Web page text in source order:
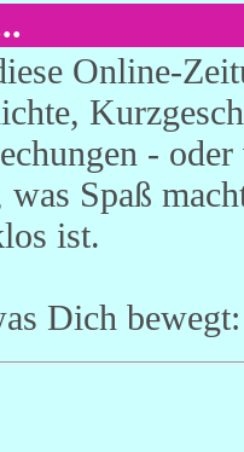
Online-
-
Spaß
ist.
Dich